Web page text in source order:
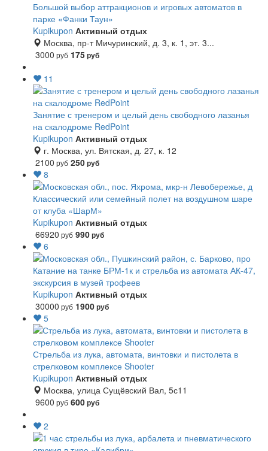
Большой выбор аттракционов и игровых автоматов в
парке «Фанки Таун»
Kupikupon Активный отдых
Москва, пр-т Мичуринский, д. 3, к. 1, эт. 3...
3000 руб 175руб
11
Занятие с тренером и целый день свободного лазанья
на скалодроме RedPoint
Kupikupon Активный отдых
г. Москва, ул. Вятская, д. 27, к. 12
2100 руб 250руб
8
Классический или семейный полет на воздушном шаре
от клуба «ШарМ»
Kupikupon Активный отдых
66920 руб 990руб
6
Катание на танке БРМ-1к и стрельба из автомата АК-47,
экскурсия в музей трофеев
Kupikupon Активный отдых
30000 руб 1900руб
5
Стрельба из лука, автомата, винтовки и пистолета в
стрелковом комплексе Shooter
Kupikupon Активный отдых
Москва, улица Сущёвский Вал, 5с11
9600 руб 600руб
2